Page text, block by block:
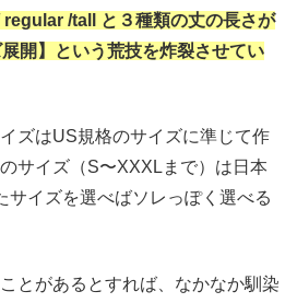
/tall と３種類の丈の長さが
開】という荒技を炸裂させてい
ズはUS規格のサイズに準じて作
サイズ（S〜XXXLまで）は日本
サイズを選べばソレっぽく選べる
とがあるとすれば、なかなか馴染